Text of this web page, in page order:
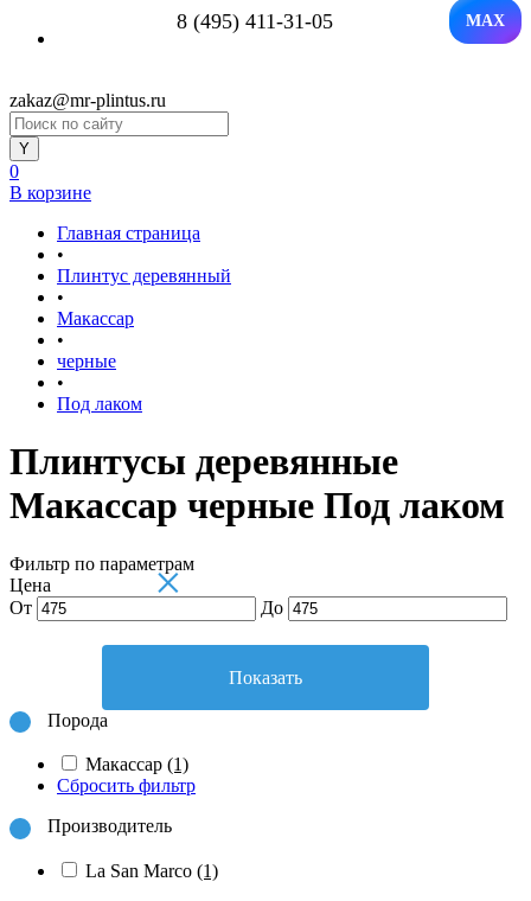
8 (495) 411-31-05 MAX
zakaz@mr-plintus.ru
0
В корзине
Главная страница
•
Плинтус деревянный
•
Макассар
•
черные
•
Под лаком
Плинтусы деревянные
Макассар черные Под лаком
Фильтр по параметрам
×
Цена
От
До
Показать
Порода
Макассар (1)
Сбросить фильтр
Производитель
La San Marco (1)